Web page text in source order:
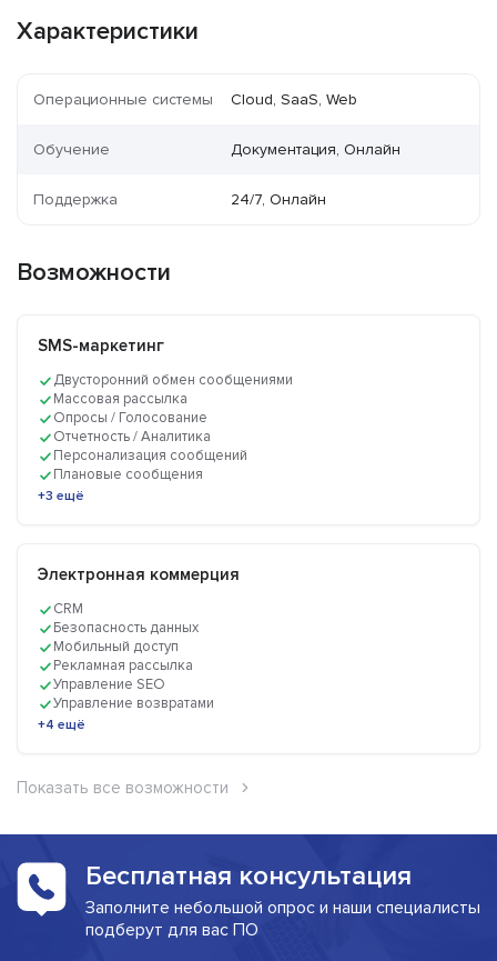
Характеристики
Операционные системы Cloud, SaaS, Web
Обучение Документация, Онлайн
Поддержка 24/7, Онлайн
Возможности
SMS-маркетинг
Двусторонний обмен сообщениями
Массовая рассылка
Опросы / Голосование
Отчетность / Аналитика
Персонализация сообщений
Плановые сообщения
+3 ещё
Электронная коммерция
CRM
Безопасность данных
Мобильный доступ
Рекламная рассылка
Управление SEO
Управление возвратами
+4 ещё
Показать все возможности
Бесплатная консультация
Заполните небольшой опрос и наши специалисты
подберут для вас ПО